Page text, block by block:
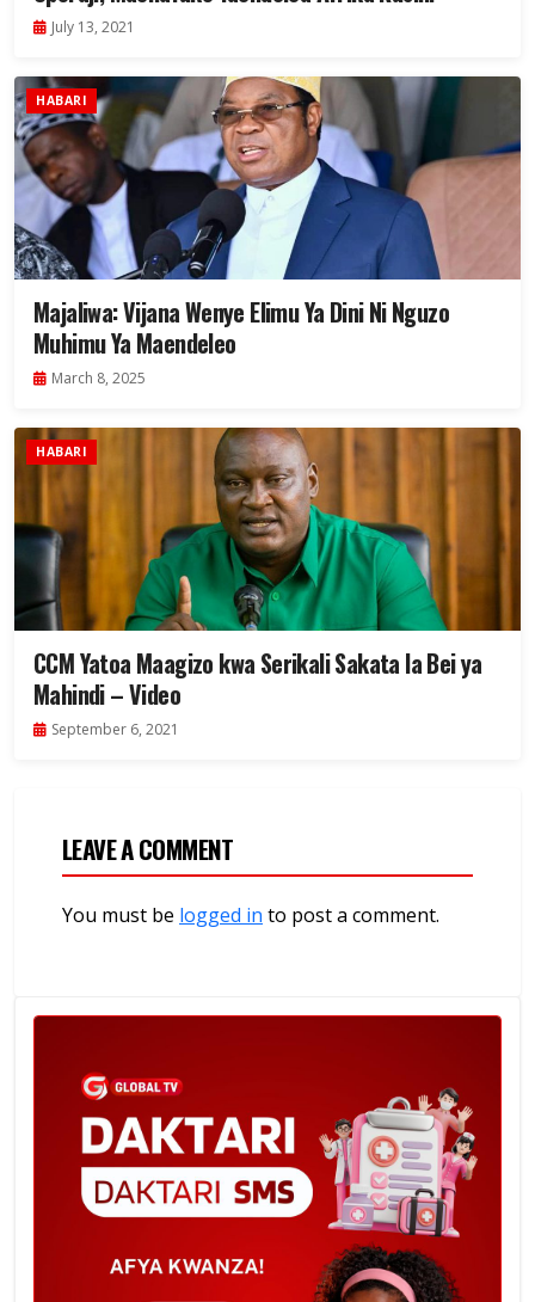
July 13, 2021
HABARI
Majaliwa: Vijana Wenye Elimu Ya Dini Ni Nguzo
Muhimu Ya Maendeleo
March 8, 2025
HABARI
CCM Yatoa Maagizo kwa Serikali Sakata la Bei ya
Mahindi – Video
September 6, 2021
LEAVE A COMMENT
You must be logged in to post a comment.